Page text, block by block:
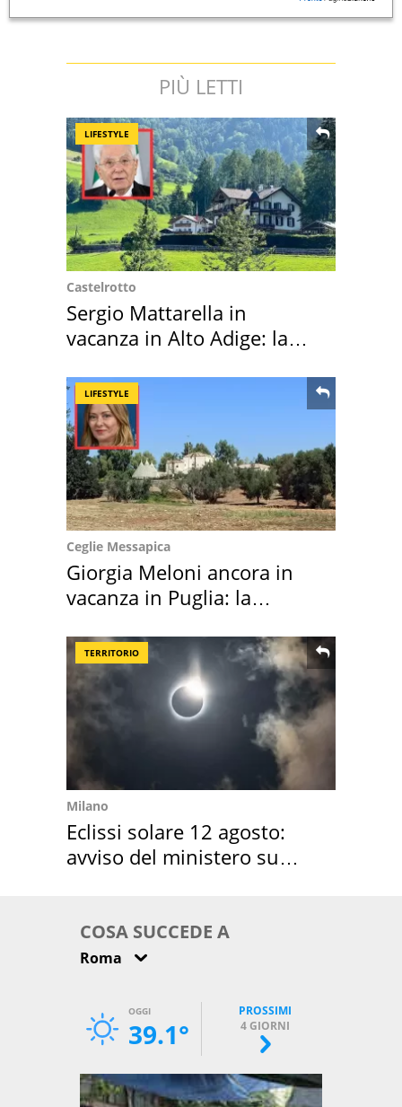
PIÙ LETTI
LIFESTYLE
Castelrotto
Sergio Mattarella in
vacanza in Alto Adige: la
LIFESTYLE
Ceglie Messapica
Giorgia Meloni ancora in
vacanza in Puglia: la
TERRITORIO
Milano
Eclissi solare 12 agosto:
avviso del ministero su